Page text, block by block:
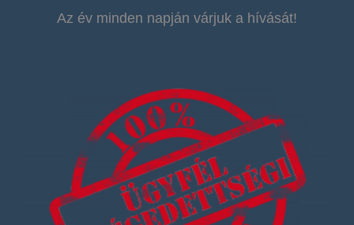
Az év minden napján várjuk a hívását!